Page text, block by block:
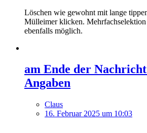
Löschen wie gewohnt mit lange
Mülleimer klicken.
ebenfalls möglich.
am Ende der
Angaben
Claus
16. Februar 2025 um 10:03